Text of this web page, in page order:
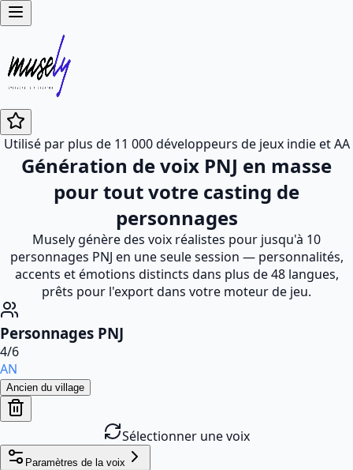
Utilisé par plus de 11 000 développeurs de jeux indie et AA
Génération de voix PNJ en masse
pour tout votre casting de
personnages
Musely génère des voix réalistes pour jusqu'à 10
personnages PNJ en une seule session — personnalités,
accents et émotions distincts dans plus de 48 langues,
prêts pour l'export dans votre moteur de jeu.
Personnages PNJ
4/6
AN
Ancien du village
Sélectionner une voix
Paramètres de la voix